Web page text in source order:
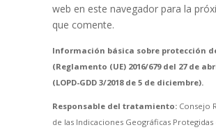
web en este navegador para la
que comente.
Información básica sobre protección
(Reglamento (UE) 2016/679 del 27 de
(LOPD-GDD 3/2018 de 5 de diciembre).
Responsable del tratamiento:Consejo
de las Indicaciones Geográficas Protegidas